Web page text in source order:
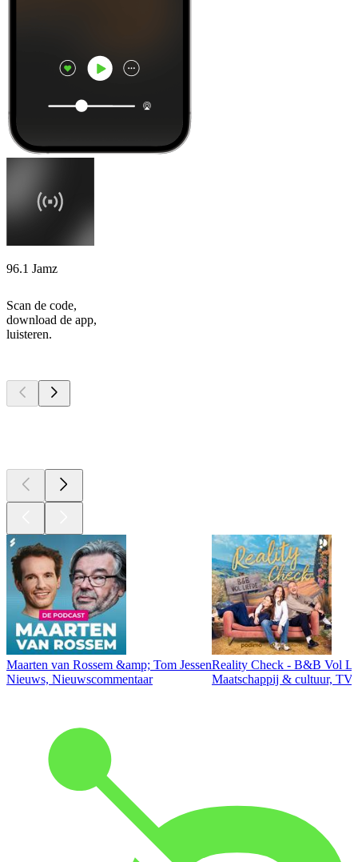
96.1 Jamz
Scan de code,
download de app,
luisteren.
Maarten van Rossem &amp; Tom Jessen
Nieuws, Nieuwscommentaar
Reality Check - B&B Vol
Maatschappij & cultuur,